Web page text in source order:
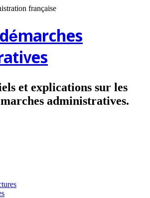
française
et explications sur les
administratives.